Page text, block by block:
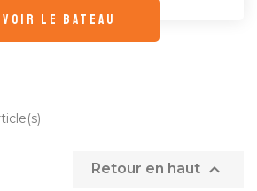
voir le bateau
Retour en haut 